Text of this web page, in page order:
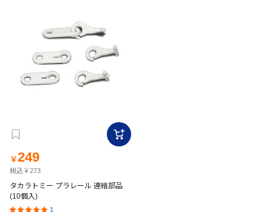
￥249
税込￥273
タカラトミー プラレール 連結部品
(10個入)
1